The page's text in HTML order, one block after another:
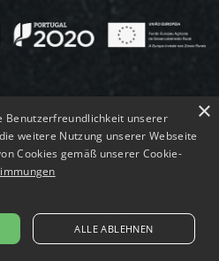
2026.
×
Benutzerfreundlichkeit unserer
weitere Nutzung unserer Webseite
Cookies gemäß unserer Cookie-
ALLE ABLEHNEN